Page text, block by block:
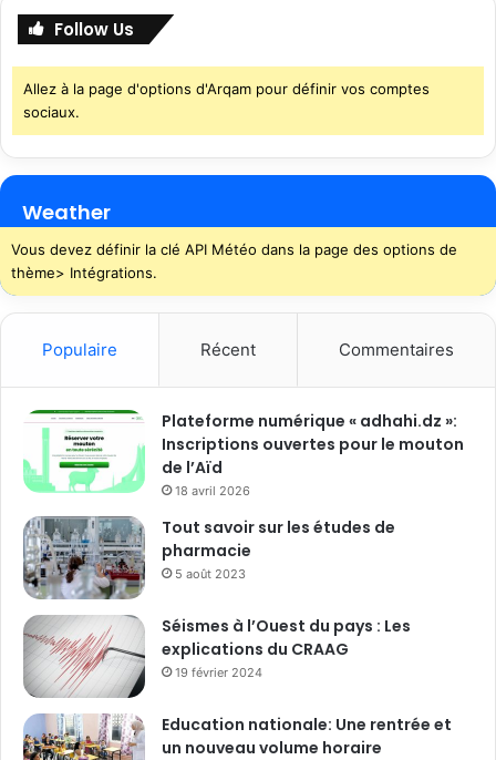
Follow Us
Allez à la page d'options d'Arqam pour définir vos comptes
sociaux.
Weather
Vous devez définir la clé API Météo dans la page des options de
thème> Intégrations.
Populaire Récent Commentaires
Plateforme numérique « adhahi.dz »:
Inscriptions ouvertes pour le mouton
de l’Aïd
18 avril 2026
Tout savoir sur les études de
pharmacie
5 août 2023
Séismes à l’Ouest du pays : Les
explications du CRAAG
19 février 2024
Education nationale: Une rentrée et
un nouveau volume horaire